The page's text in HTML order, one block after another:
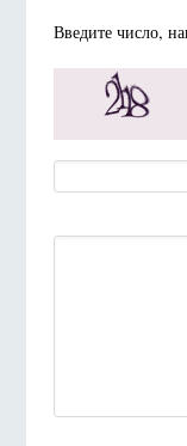
Введите число,